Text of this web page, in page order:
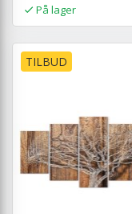
På lager
TILBUD